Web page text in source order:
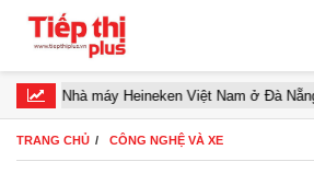
Nhà máy Heineken Việt Nam ở Đà Nẵng gây
TRANG CHỦ CÔNG NGHỆ VÀ XE